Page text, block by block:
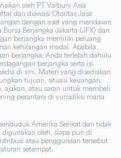
oleh PT Valbury Asia
dan diawasi Otoritas Jasa
dengan aset yang mendasari
Berjangka Jakarta (JFX) dan
berjangka memiliki peluang
kehilangan modal. Apabila
berjangka, Anda terlebih dahulu
berjangka serta isi
di sini. Materi yang disediakan
tujuan, situasi keuangan,
ajakan, atau saran untuk membeli
perantara di yurisdiksi mana
Amerika Serikat dan tidak
oleh, siapa pun di
atau penggunaan tersebut
setempat.